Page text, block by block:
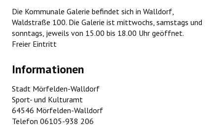
Die Kommunale Galerie befindet sich in Walldorf,
Waldstraße 100. Die Galerie ist mittwochs, samstags und
sonntags, jeweils von 15.00 bis 18.00 Uhr geöffnet.
Freier Eintritt
Informationen
Stadt Mörfelden-Walldorf
Sport- und Kulturamt
64546 Mörfelden-Walldorf
Telefon 06105-938 206